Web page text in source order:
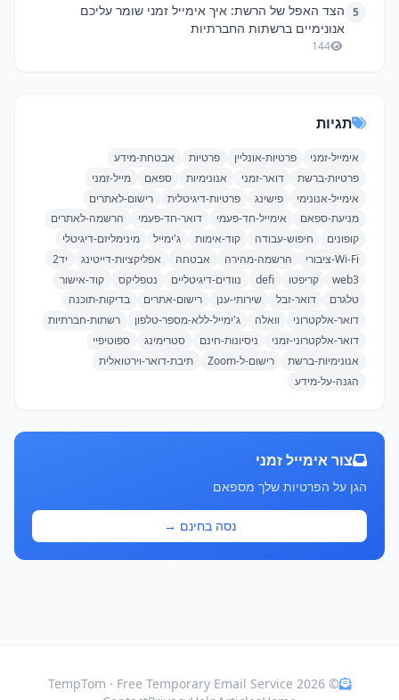
5 הצד האפל של הרשת: איך אימייל זמני שומר עליכם
אנונימיים ברשתות החברתיות
144
תגיות
אימייל-זמני פרטיות-אונליין פרטיות
אבטחת-מידע
פרטיות-ברשת
דואר-זמני אנונימיות ספאם
מייל-זמני
אימייל-אנונימי
פישינג פרטיות-דיגיטלית
רישום-לאתרים
מניעת-ספאם
אימייל-חד-פעמי דואר-חד-פעמי
הרשמה-לאתרים
קופונים
חיפוש-עבודה קוד-אימות ג'ימייל
מינימליזם-דיגיטלי
Wi-Fi-ציבורי
הרשמה-מהירה אבטחה אפליקציות-דייטינג
יד2
web3
קריפטו defi נוודים-דיגיטליים נטפליקס
קוד-אישור
טלגרם
דואר-זבל שירותי-ענן רישום-אתרים
בדיקות-תוכנה
דואר-אלקטרוני
וואלה ג'ימייל-ללא-מספר-טלפון
רשתות-חברתיות
דואר-אלקטרוני-זמני
ניסיונות-חינם סטרימינג
ספוטיפיי
אנונימיות-ברשת
רישום-ל-Zoom
תיבת-דואר-וירטואלית
הגנה-על-מידע
צור אימייל זמני
הגן על הפרטיות שלך מספאם
נסה בחינם →
© 2026 TempTom · Free Temporary Email Service